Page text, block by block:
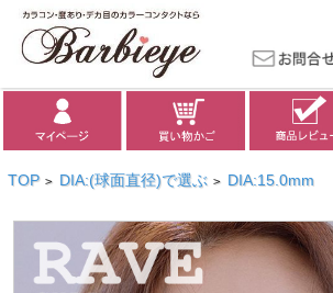
TOP > DIA:(球面直径)で選ぶ > DIA:15.0mm